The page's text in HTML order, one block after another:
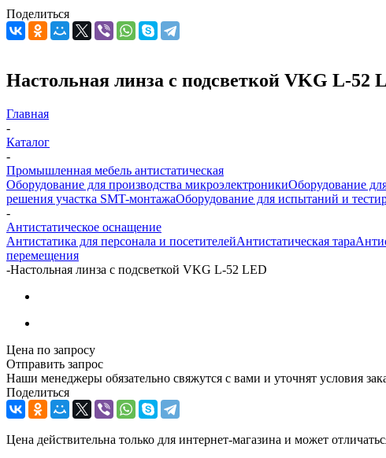
Поделиться
Настольная линза с подсветкой VKG L-52
Главная
-
Каталог
-
Промышленная мебель антистатическая
Оборудование для производства микроэлектроникиОборудование
решения участка SMT-монтажаОборудование для испытаний и
-
Антистатическое оснащение
Антистатика для персонала и посетителейАнтистатическая тара
перемещения
-Настольная линза с подсветкой VKG L-52 LED
Цена по запросу
Отправить запрос
Наши менеджеры обязательно свяжутся с вами и уточнят условия
Поделиться
Цена действительна только для интернет-магазина и может